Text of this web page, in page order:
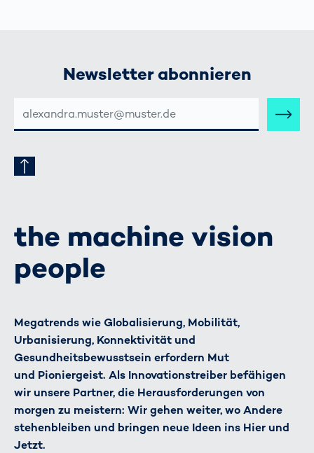
Newsletter abonnieren
MAIL-
ADRESSE
the machine vision
people
Megatrends wie Globalisierung, Mobilität,
Urbanisierung, Konnektivität und
Gesundheitsbewusstsein erfordern Mut
und Pioniergeist. Als Innovationstreiber befähigen
wir unsere Partner, die Herausforderungen von
morgen zu meistern: Wir gehen weiter, wo Andere
stehenbleiben und bringen neue Ideen ins Hier und
Jetzt.